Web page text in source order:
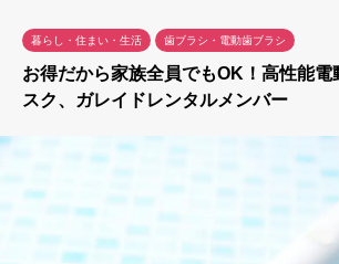
暮らし・住まい・生活 歯ブラシ・電動歯ブラシ
お得だから家族全員でもOK！高性能電
スク、ガレイドレンタルメンバー